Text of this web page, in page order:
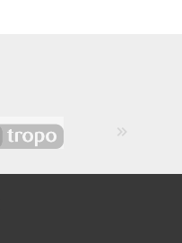
Next